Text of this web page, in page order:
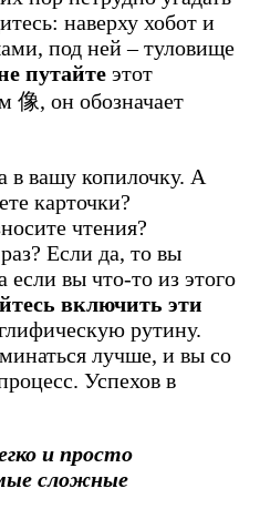
наверху хобот и
под ней – туловище
путайте этот
像, он обозначает
в вашу копилочку. А
карточки?
чтения?
Если да, то вы
вы что-то из этого
включить эти
рутину.
лучше, и вы со
Успехов в
и просто
сложные